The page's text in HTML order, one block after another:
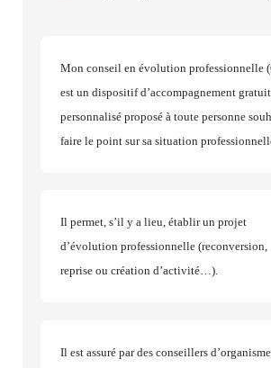
Mon conseil en évolution professionnelle
est un dispositif d’accompagnement
personnalisé proposé à toute personne
faire le point sur sa situation
Il permet, s’il y a lieu, établir un projet
d’évolution professionnelle (reconversion,
reprise ou création d’activité…).
Il est assuré par des conseillers